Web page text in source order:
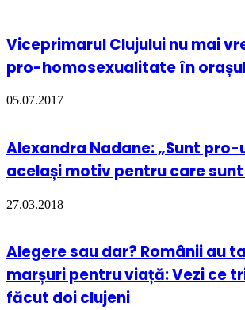
Viceprimarul Clujului nu mai
pro-homosexualitate în
05.07.2017
Alexandra Nadane: „Sunt pro-
același motiv pentru care
27.03.2018
Alegere sau dar? Românii au
marșuri pentru viață: Vezi ce
făcut doi clujeni